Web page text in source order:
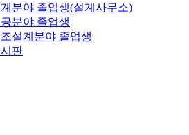
분야 졸업생(설계사무소)
분야 졸업생
설계분야 졸업생
판